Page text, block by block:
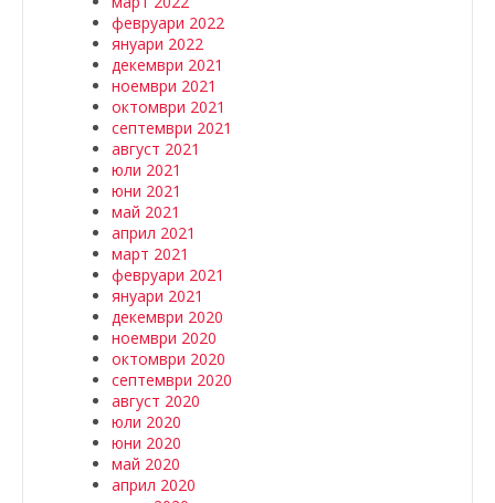
февруари 2022
януари 2022
декември 2021
ноември 2021
октомври 2021
септември 2021
август 2021
юли 2021
юни 2021
май 2021
април 2021
март 2021
февруари 2021
януари 2021
декември 2020
ноември 2020
октомври 2020
септември 2020
август 2020
юли 2020
юни 2020
май 2020
април 2020